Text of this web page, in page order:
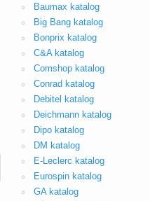
Baumax katalog
Big Bang katalog
Bonprix katalog
C&A katalog
Comshop katalog
Conrad katalog
Debitel katalog
Deichmann katalog
Dipo katalog
DM katalog
E-Leclerc katalog
Eurospin katalog
GA katalog